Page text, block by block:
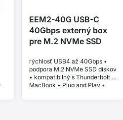
EEM2-40G USB-C
40Gbps externý box
pre M.2 NVMe SSD
rýchlosť USB4 až 40Gbps •
podpora M.2 NVMe SSD diskov
• kompatibilný s Thunderbolt a
MacBook • Plug and Play •